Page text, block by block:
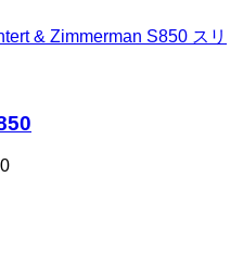
& Zimmerman S850 スリ